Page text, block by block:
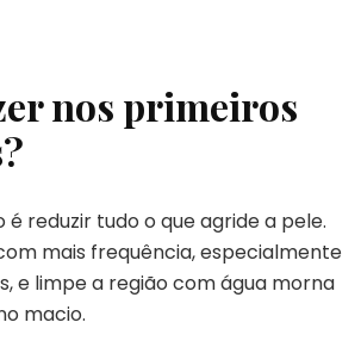
nos primeiros
é reduzir tudo o que agride a pele.
mais frequência, especialmente
e limpe a região com água morna
macio.